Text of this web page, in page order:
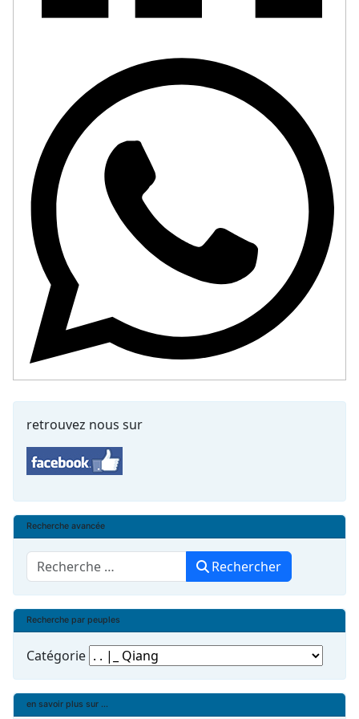
retrouvez nous sur
Recherche avancée
Rechercher Rechercher
Recherche par peuples
Catégorie
en savoir plus sur ...